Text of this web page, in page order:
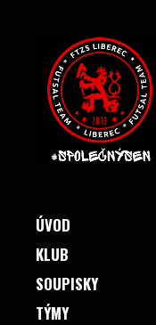
ÚVOD
KLUB
SOUPISKY
TÝMY